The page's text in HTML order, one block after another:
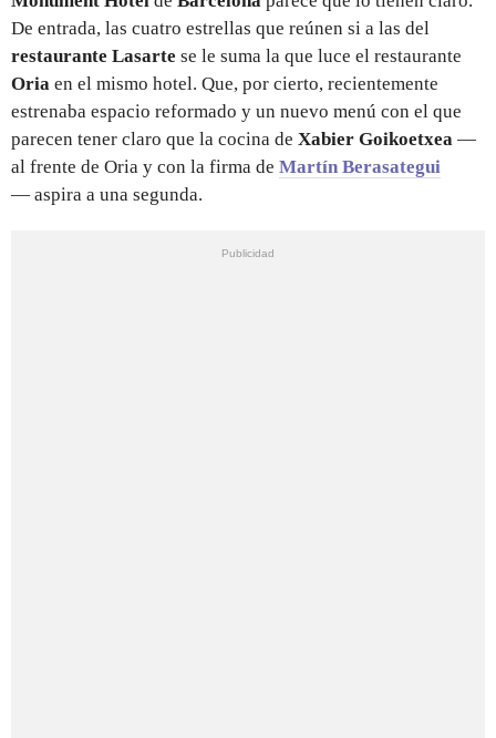
De entrada, las cuatro estrellas que reúnen si a las del
restaurante Lasarte se le suma la que luce el restaurante
Oria en el mismo hotel. Que, por cierto, recientemente
estrenaba espacio reformado y un nuevo menú con el que
parecen tener claro que la cocina de Xabier Goikoetxea —
al frente de Oria y con la firma de Martín Berasategui
— aspira a una segunda.